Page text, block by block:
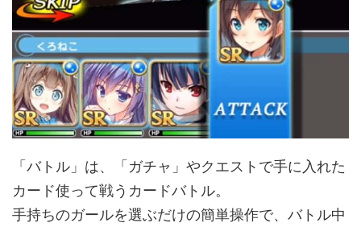
「バトル」は、「ガチャ」やクエストで手に入れた
カード使って戦うカードバトル。
手持ちのガールを選ぶだけの簡単操作で、バトル中